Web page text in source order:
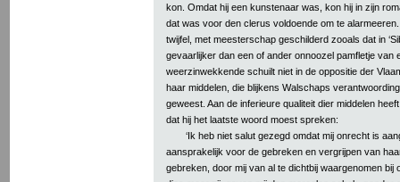
kon. Omdat hij een kunstenaar was, kon hij in zijn
dat was voor den clerus voldoende om te
twijfel, met meesterschap geschilderd zooals dat in
gevaarlijker dan een of ander onnoozel pamfletje van
weerzinwekkende schuilt niet in de oppositie der
haar middelen, die blijkens Walschaps
geweest. Aan de inferieure qualiteit dier middelen
dat hij het laatste woord moest spreken:
‘Ik heb niet salut gezegd omdat mij onrecht is
aansprakelijk voor de gebreken en vergrijpen van
gebreken, door mij van al te dichtbij waargenomen bij